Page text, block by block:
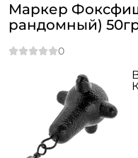
Маркер
рандомный)